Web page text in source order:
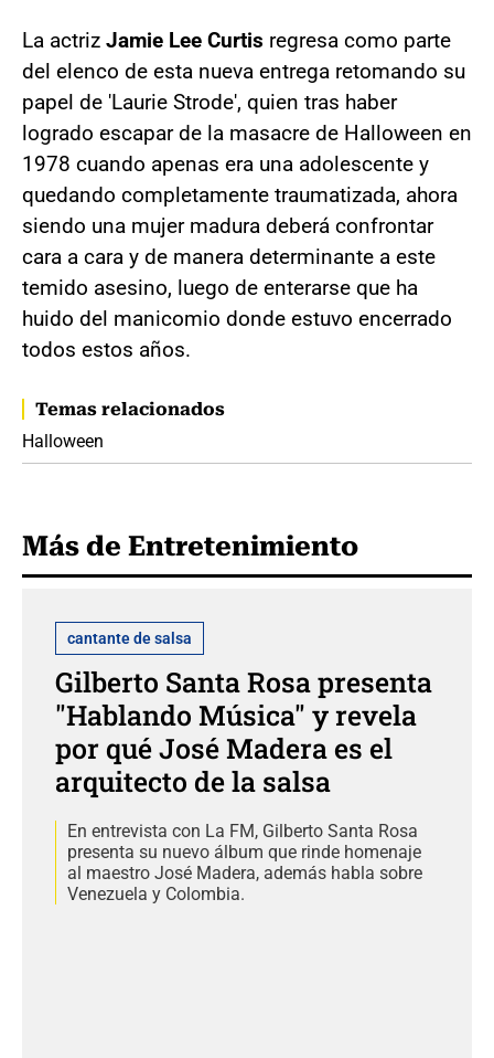
La actriz Jamie Lee Curtis regresa como parte
del elenco de esta nueva entrega retomando su
papel de 'Laurie Strode', quien tras haber
logrado escapar de la masacre de Halloween en
1978 cuando apenas era una adolescente y
quedando completamente traumatizada, ahora
siendo una mujer madura deberá confrontar
cara a cara y de manera determinante a este
temido asesino, luego de enterarse que ha
huido del manicomio donde estuvo encerrado
todos estos años.
Temas relacionados
Halloween
Más de Entretenimiento
cantante de salsa
Gilberto Santa Rosa presenta
"Hablando Música" y revela
por qué José Madera es el
arquitecto de la salsa
En entrevista con La FM, Gilberto Santa Rosa
presenta su nuevo álbum que rinde homenaje
al maestro José Madera, además habla sobre
Venezuela y Colombia.